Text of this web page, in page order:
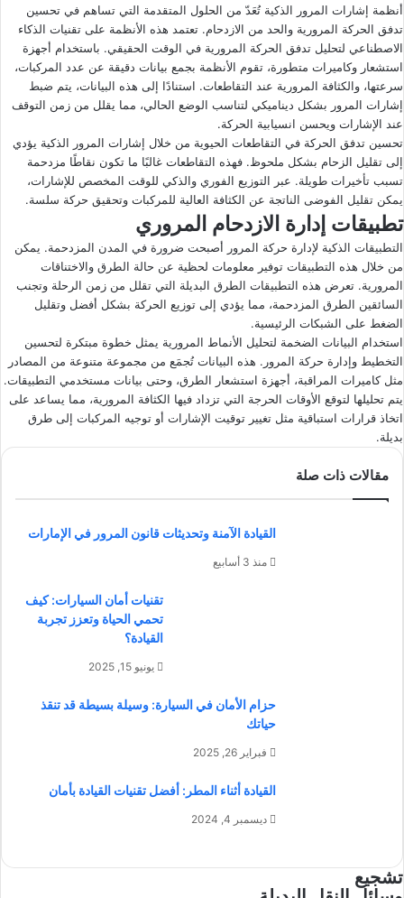
أنظمة إشارات المرور الذكية تُعَدّ من الحلول المتقدمة التي تساهم في تحسين
تدفق الحركة المرورية والحد من الازدحام. تعتمد هذه الأنظمة على تقنيات الذكاء
الاصطناعي لتحليل تدفق الحركة المرورية في الوقت الحقيقي. باستخدام أجهزة
استشعار وكاميرات متطورة، تقوم الأنظمة بجمع بيانات دقيقة عن عدد المركبات،
سرعتها، والكثافة المرورية عند التقاطعات. استنادًا إلى هذه البيانات، يتم ضبط
إشارات المرور بشكل ديناميكي لتناسب الوضع الحالي، مما يقلل من زمن التوقف
عند الإشارات ويحسن انسيابية الحركة.
تحسين تدفق الحركة في التقاطعات الحيوية من خلال إشارات المرور الذكية يؤدي
إلى تقليل الزحام بشكل ملحوظ. فهذه التقاطعات غالبًا ما تكون نقاطًا مزدحمة
تسبب تأخيرات طويلة. عبر التوزيع الفوري والذكي للوقت المخصص للإشارات،
يمكن تقليل الفوضى الناتجة عن الكثافة العالية للمركبات وتحقيق حركة سلسة.
تطبيقات إدارة الازدحام المروري
التطبيقات الذكية لإدارة حركة المرور أصبحت ضرورة في المدن المزدحمة. يمكن
من خلال هذه التطبيقات توفير معلومات لحظية عن حالة الطرق والاختناقات
المرورية. تعرض هذه التطبيقات الطرق البديلة التي تقلل من زمن الرحلة وتجنب
السائقين الطرق المزدحمة، مما يؤدي إلى توزيع الحركة بشكل أفضل وتقليل
الضغط على الشبكات الرئيسية.
استخدام البيانات الضخمة لتحليل الأنماط المرورية يمثل خطوة مبتكرة لتحسين
التخطيط وإدارة حركة المرور. هذه البيانات تُجمَع من مجموعة متنوعة من المصادر
مثل كاميرات المراقبة، أجهزة استشعار الطرق، وحتى بيانات مستخدمي التطبيقات.
يتم تحليلها لتوقع الأوقات الحرجة التي تزداد فيها الكثافة المرورية، مما يساعد على
اتخاذ قرارات استباقية مثل تغيير توقيت الإشارات أو توجيه المركبات إلى طرق
بديلة.
مقالات ذات صلة
القيادة الآمنة وتحديثات قانون المرور في الإمارات
منذ 3 أسابيع
تقنيات أمان السيارات: كيف
تحمي الحياة وتعزز تجربة
القيادة؟
يونيو 15, 2025
حزام الأمان في السيارة: وسيلة بسيطة قد تنقذ
حياتك
فبراير 26, 2025
القيادة أثناء المطر: أفضل تقنيات القيادة بأمان
ديسمبر 4, 2024
تشجيع